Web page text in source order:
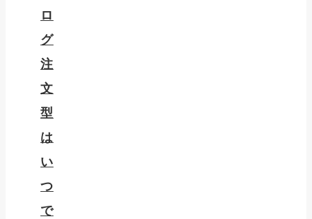
ロ
グ
注
文
型
は
い
つ
で